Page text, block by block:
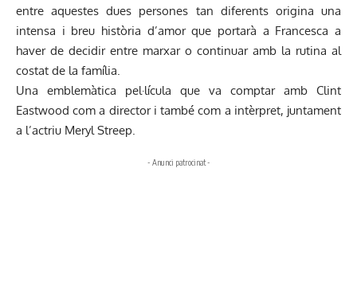
entre aquestes dues persones tan diferents origina una
intensa i breu història d’amor que portarà a Francesca a
haver de decidir entre marxar o continuar amb la rutina al
costat de la família.
Una emblemàtica pel·lícula que va comptar amb Clint
Eastwood com a director i també com a intèrpret, juntament
a l’actriu Meryl Streep.
- Anunci patrocinat -